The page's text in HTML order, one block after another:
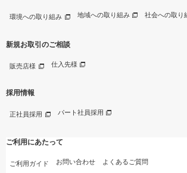
環境への取り組み 地域への取り組み 社会への取り
新規お取引のご相談
販売店様 仕入先様
採用情報
正社員採用 パート社員採用
ご利用にあたって
ご利用ガイド お問い合わせ よくあるご質問